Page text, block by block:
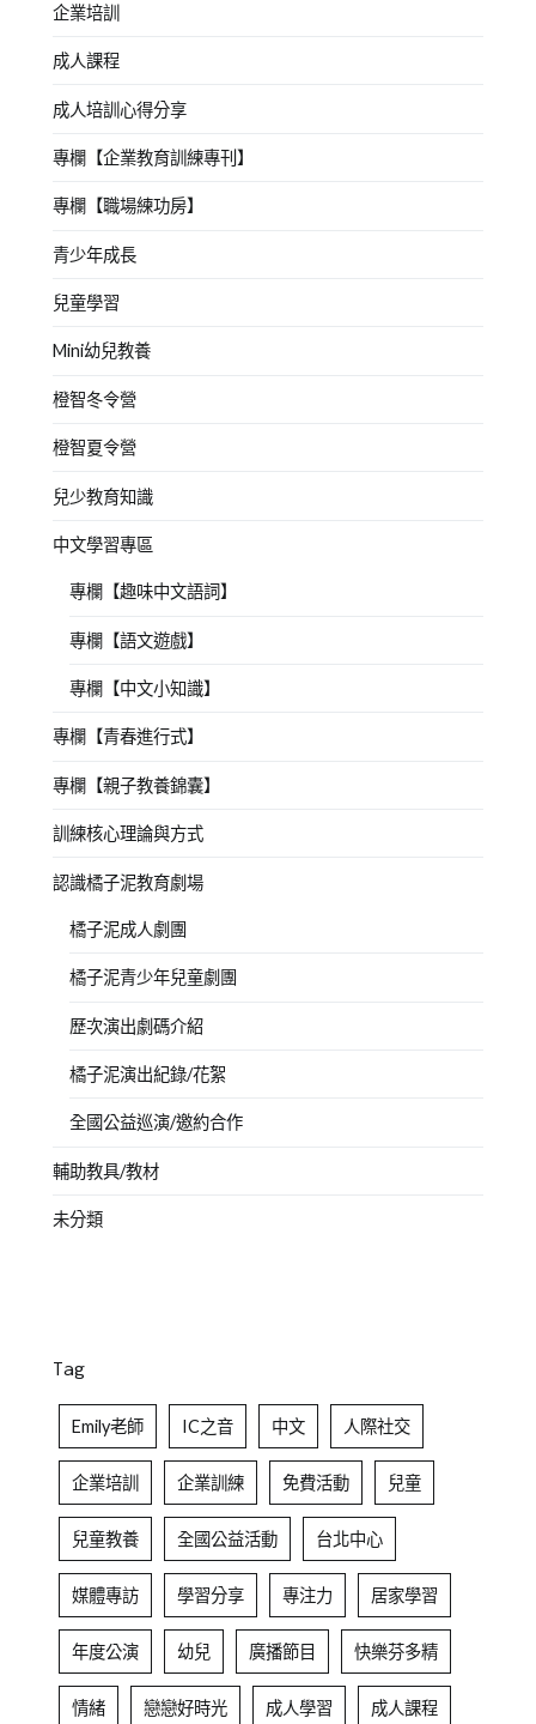
企業培訓
成人課程
成人培訓心得分享
專欄【企業教育訓練專刊】
專欄【職場練功房】
青少年成長
兒童學習
Mini幼兒教養
橙智冬令營
橙智夏令營
兒少教育知識
中文學習專區
專欄【趣味中文語詞】
專欄【語文遊戲】
專欄【中文小知識】
專欄【青春進行式】
專欄【親子教養錦囊】
訓練核心理論與方式
認識橘子泥教育劇場
橘子泥成人劇團
橘子泥青少年兒童劇團
歷次演出劇碼介紹
橘子泥演出紀錄/花絮
全國公益巡演/邀約合作
輔助教具/教材
未分類
Tag
Emily老師 IC之音 中文 人際社交
企業培訓 企業訓練 免費活動 兒童
兒童教養 全國公益活動 台北中心
媒體專訪 學習分享 專注力 居家學習
年度公演 幼兒 廣播節目 快樂芬多精
情緒 戀戀好時光 成人學習 成人課程